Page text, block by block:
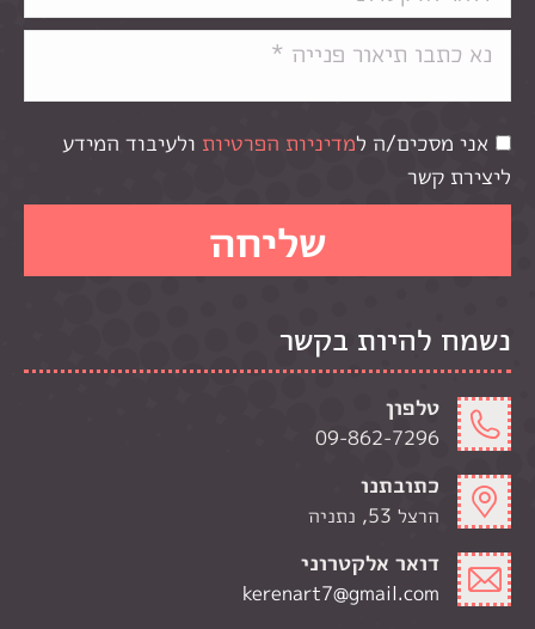
אני מסכים/ה למדיניות הפרטיות ולעיבוד המידע
ליצירת קשר
נשמח להיות בקשר
טלפון
09-862-7296
כתובתנו
הרצל 53, נתניה
דואר אלקטרוני
kerenart7@gmail.com